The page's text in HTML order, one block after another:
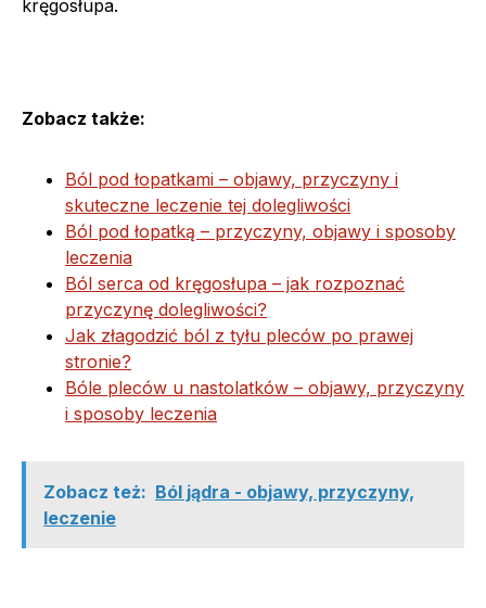
kręgosłupa.
Zobacz także:
Ból pod łopatkami – objawy, przyczyny i
skuteczne leczenie tej dolegliwości
Ból pod łopatką – przyczyny, objawy i sposoby
leczenia
Ból serca od kręgosłupa – jak rozpoznać
przyczynę dolegliwości?
Jak złagodzić ból z tyłu pleców po prawej
stronie?
Bóle pleców u nastolatków – objawy, przyczyny
i sposoby leczenia
Zobacz też: Ból jądra - objawy, przyczyny,
leczenie